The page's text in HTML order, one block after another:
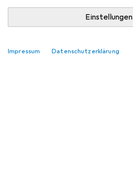
Einstellungen
Impressum Datenschutzerklärung